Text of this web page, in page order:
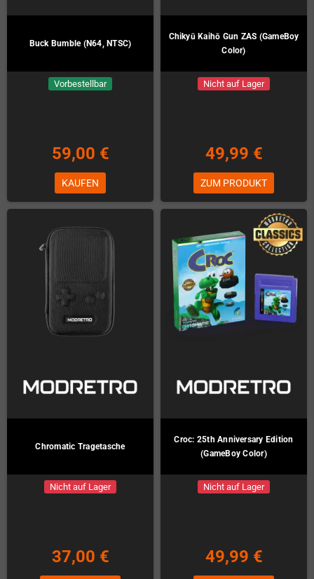
Buck Bumble (N64, NTSC)
Vorbestellbar
59,00 €
KAUFEN
Chikyū Kaihō Gun ZAS (GameBoy
Color)
Nicht auf Lager
49,99 €
ZUM PRODUKT
Chromatic Tragetasche
Nicht auf Lager
37,00 €
Croc: 25th Anniversary Edition
(GameBoy Color)
Nicht auf Lager
49,99 €